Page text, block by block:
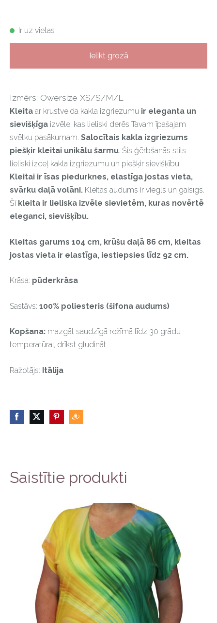
Ir uz vietas
Ielikt grozā
Izmērs: Owersize XS/S/M/L
Kleita ar krustveida kakla izgriezumu ir eleganta un
sievišķīga izvēle, kas lieliski derēs Tavam īpašajam
svētku pasākumam. Salocītais kakla izgriezums
piešķir kleitai unikālu šarmu. Šis ģērbšanās stils
lieliski izceļ kakla izgriezumu un piešķir sievišķību.
Kleitai ir īsas piedurknes, elastīga jostas vieta,
svārku daļā volāni. Kleitas audums ir viegls un gaisīgs.
Šīkleita ir lieliska izvēle sievietēm, kuras novērtē
eleganci, sievišķību.
Kleitas garums 104 cm, krūšu daļā 86 cm, kleitas
jostas vieta ir elastīga, iestiepsies līdz 92 cm.
Krāsa: pūderkrāsa
Sastāvs: 100% poliesteris (šifona audums)
Kopšana: mazgāt saudzīgā režīmā līdz 30 grādu
temperatūrai, drīkst gludināt
Ražotājs: Itālija
Saistītie produkti